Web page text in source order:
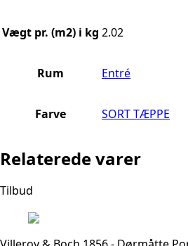
Vægt pr. (m2) i kg 2.02
Rum Entré
Farve SORT TÆPPE
Relaterede varer
Tilbud